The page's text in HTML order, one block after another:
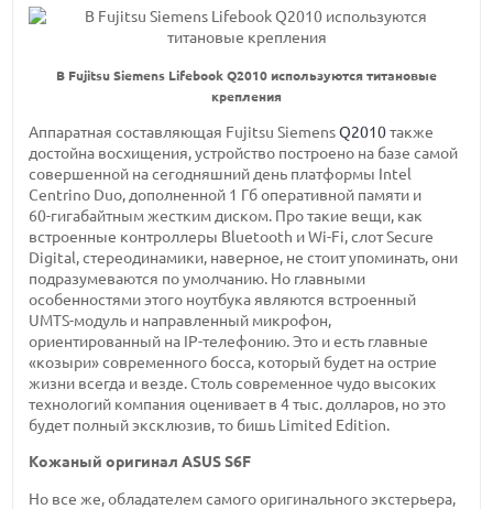
В Fujitsu Siemens Lifebook Q2010 используются титановые
крепления
Аппаратная составляющая Fujitsu SiemensQ2010также
достойна восхищения, устройство построено на базе самой
совершенной на сегодняшний день платформы Intel
Centrino Duo, дополненной 1 Гбоперативной памяти и
60-гигабайтным жестким диском. Про такие вещи, как
встроенные контроллеры Bluetooth иWi-Fi,слот Secure
Digital, стереодинамики, наверное, не стоит упоминать, они
подразумеваются по умолчанию. Но главными
особенностями этого ноутбука являются встроенный
UMTS-модуль и направленный микрофон,
ориентированный на IP-телефонию.Это и есть главные
«козыри» современного босса, который будет на острие
жизни всегда и везде. Столь современное чудо высоких
технологий компания оцениваетв 4 тыс. долларов, но это
будет полный эксклюзив, то бишь Limited Edition.
Кожаный оригиналASUS S6F
Но все же, обладателем самого оригинального экстерьера,